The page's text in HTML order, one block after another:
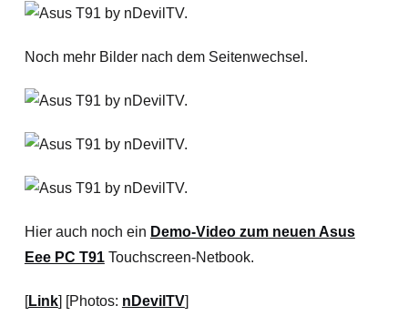
Noch mehr Bilder nach dem Seitenwechsel.
Hier auch noch ein Demo-Video zum neuen Asus
Eee PC T91Touchscreen-Netbook.
[Link] [Photos: nDevilTV]